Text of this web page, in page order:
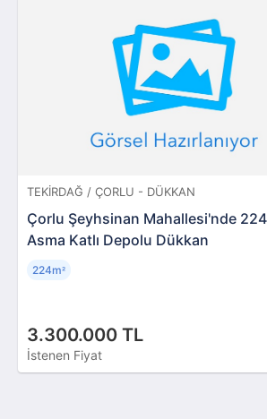
TEKIRDAĞ / ÇORLU - DÜKKAN
Çorlu Şeyhsinan Mahallesi'nde
Asma Katlı Depolu Dükkan
3.300.000 TL
İstenen Fiyat
224m²